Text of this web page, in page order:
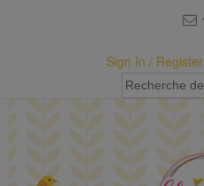
Sign In / Register
Recherche
pour :